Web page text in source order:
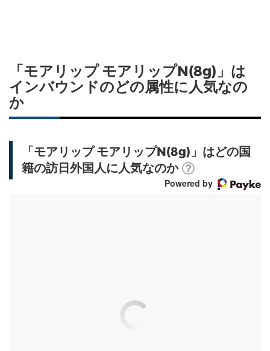
「モアリップ モアリップN(8g)」は
インバウンドのどの属性に人気なの
か
「モアリップ モアリップN(8g)」はどの国
籍の訪日外国人に人気なのか
Powered by